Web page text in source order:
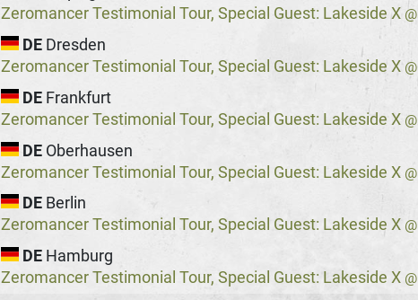
Zeromancer Testimonial Tour, Special Guest: Lakeside X @
DE Dresden
Zeromancer Testimonial Tour, Special Guest: Lakeside X @
DE Frankfurt
Zeromancer Testimonial Tour, Special Guest: Lakeside X @
DE Oberhausen
Zeromancer Testimonial Tour, Special Guest: Lakeside X @
DE Berlin
Zeromancer Testimonial Tour, Special Guest: Lakeside X @
DE Hamburg
Zeromancer Testimonial Tour, Special Guest: Lakeside X @